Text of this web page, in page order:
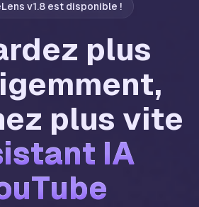
v1.8 est disponible !
plus
plus vite
IA
IA